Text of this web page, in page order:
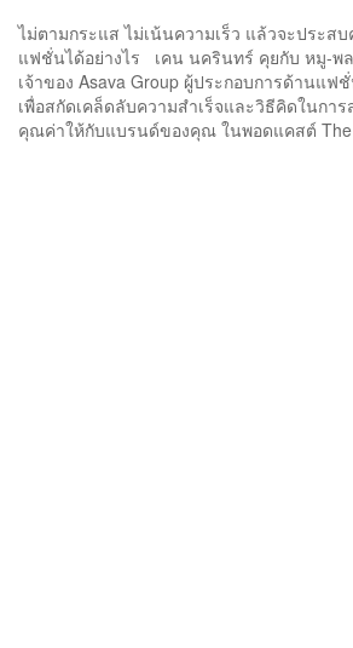
ไม่ตามกระแส ไม่เน้นความเร็ว แล้วจะประสบ
แฟชั่นได้อย่างไร เคน นครินทร์ คุยกับ หมู-พ
เจ้าของ Asava Group ผู้ประกอบการด้านแฟ
เพื่อสกัดเคล็ดลับความสำเร็จและวิธีคิดในกา
คุณค่าให้กับแบรนด์ของคุณ ในพอดแคสต์